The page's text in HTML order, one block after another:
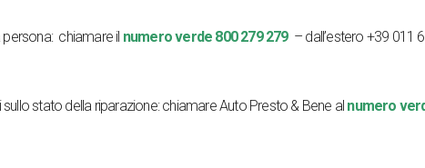
chiamare il numero verde 800 279 279 – dall’estero +39 011
stato della riparazione:chiamareAuto Presto & Bene al numero